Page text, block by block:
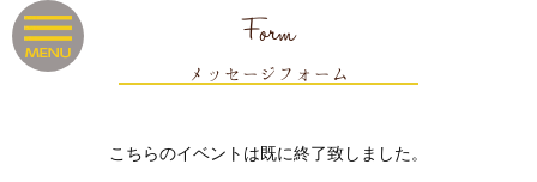
Form
メッセージフォーム
こちらのイベントは既に終了致しました。